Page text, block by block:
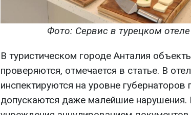
Фото: Сервис в турецком
В туристическом городе Анталия
проверяются, отмечается в статье. В
инспектируются на уровне губернаторов
допускаются даже малейшие